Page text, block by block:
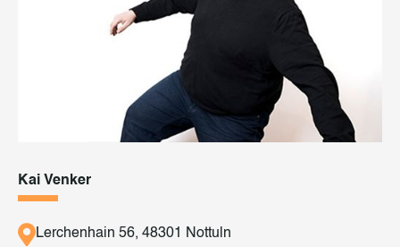
Kai Venker
Lerchenhain 56, 48301 Nottuln